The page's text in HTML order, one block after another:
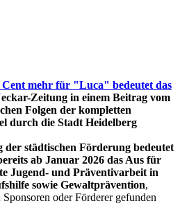
Cent mehr für "Luca" bedeutet das
Zeitung in einem Beitrag vom
Folgen der kompletten
durch die Stadt Heidelberg
der städtischen Förderung bedeutet
ab Januar 2026 das Aus für
Jugend- und Präventivarbeit in
sowie Gewaltprävention,
oder Förderer gefunden